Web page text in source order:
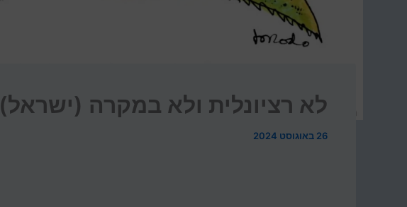
לא רציונלית ולא במקרה (ישראל)
26 באוגוסט 2024